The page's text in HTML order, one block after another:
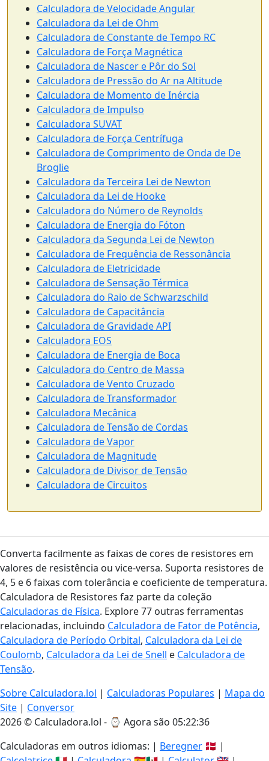
Calculadora de Velocidade Angular
Calculadora da Lei de Ohm
Calculadora de Constante de Tempo RC
Calculadora de Força Magnética
Calculadora de Nascer e Pôr do Sol
Calculadora de Pressão do Ar na Altitude
Calculadora de Momento de Inércia
Calculadora de Impulso
Calculadora SUVAT
Calculadora de Força Centrífuga
Calculadora de Comprimento de Onda de De
Broglie
Calculadora da Terceira Lei de Newton
Calculadora da Lei de Hooke
Calculadora do Número de Reynolds
Calculadora de Energia do Fóton
Calculadora da Segunda Lei de Newton
Calculadora de Frequência de Ressonância
Calculadora de Eletricidade
Calculadora de Sensação Térmica
Calculadora do Raio de Schwarzschild
Calculadora de Capacitância
Calculadora de Gravidade API
Calculadora EOS
Calculadora de Energia de Boca
Calculadora do Centro de Massa
Calculadora de Vento Cruzado
Calculadora de Transformador
Calculadora Mecânica
Calculadora de Tensão de Cordas
Calculadora de Vapor
Calculadora de Magnitude
Calculadora de Divisor de Tensão
Calculadora de Circuitos
Converta facilmente as faixas de cores de resistores em
valores de resistência ou vice-versa. Suporta resistores de
4, 5 e 6 faixas com tolerância e coeficiente de temperatura.
Calculadora de Resistores faz parte da coleção
Calculadoras de Física. Explore 77 outras ferramentas
relacionadas, incluindo Calculadora de Fator de Potência,
Calculadora de Período Orbital, Calculadora da Lei de
Coulomb, Calculadora da Lei de Snell e Calculadora de
Tensão.
Sobre Calculadora.lol | Calculadoras Populares | Mapa do
Site | Conversor
2026 © Calculadora.lol - ⌚ Agora são 05:22:37
Calculadoras em outros idiomas: | Beregner 🇩🇰 |